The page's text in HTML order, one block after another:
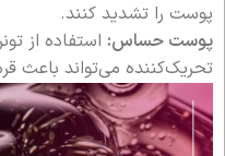
پوست را تشدید کنند.
پوست حساس: استفاده از
تحریک‌کننده می‌تواند باعث